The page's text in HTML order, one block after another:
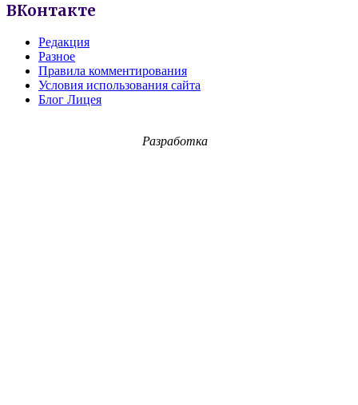
ВКонтакте
Редакция
Разное
Правила комментирования
Условия использования сайта
Блог Лицея
Разработка